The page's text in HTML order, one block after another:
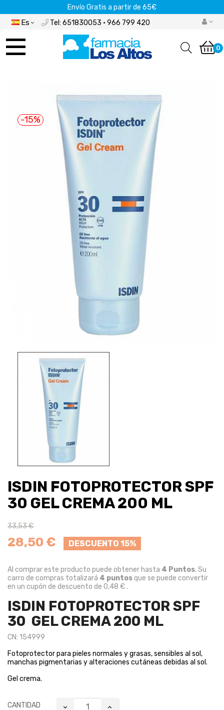
Envío Gratis a partir de 65€
Es Tel: 651830053 · 966 799 420
Navegación 0
-15%
ISDIN FOTOPROTECTOR SPF
30 GEL CREMA 200 ML
33,53 €
28,50 € DESCUENTO 15%
Al comprar este producto puede obtener hasta 4 Puntos. Su
carro de compras totalizará 4 puntosque se puede convertir
en un cupón de descuento de 0,48 €.
ISDIN FOTOPROTECTOR SPF
30 GEL CREMA 200 ML
CN: 154999
Fotoprotector para pieles normales y grasas, sensibles al sol,
manchas pigmentarias y alteraciones cutáneas debidas al sol.
Gel crema.
CANTIDAD